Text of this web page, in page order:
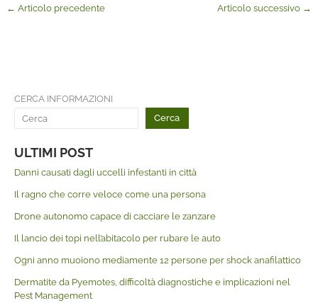
← Articolo precedente Articolo successivo →
CERCA INFORMAZIONI
Cerca
ULTIMI POST
Danni causati dagli uccelli infestanti in città
Il ragno che corre veloce come una persona
Drone autonomo capace di cacciare le zanzare
Il lancio dei topi nell’abitacolo per rubare le auto
Ogni anno muoiono mediamente 12 persone per shock anafilattico
Dermatite da Pyemotes, difficoltà diagnostiche e implicazioni nel
Pest Management